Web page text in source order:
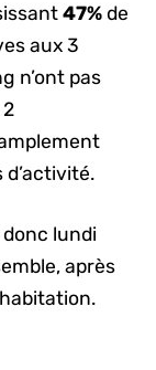
47% de
aux 3
n’ont pas
lundi
après